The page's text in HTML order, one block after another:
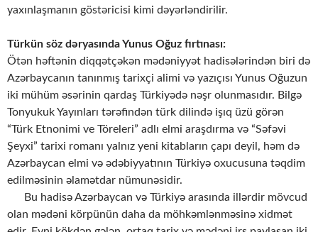
yaxınlaşmanın göstəricisi kimi dəyərləndirilir.
Türkün söz dəryasında Yunus Oğuz fırtınası:
Ötən həftənin diqqətçəkən mədəniyyət hadisələrindən biri də
Azərbaycanın tanınmış tarixçi alimi və yazıçısı Yunus Oğuzun
iki mühüm əsərinin qardaş Türkiyədə nəşr olunmasıdır. Bilgə
Tonyukuk Yayınları tərəfindən türk dilində işıq üzü görən
“Türk Etnonimi ve Töreleri” adlı elmi araşdırma və “Səfəvi
Şeyxi” tarixi romanı yalnız yeni kitabların çapı deyil, həm də
Azərbaycan elmi və ədəbiyyatının Türkiyə oxucusuna təqdim
edilməsinin əlamətdar nümunəsidir.
Bu hadisə Azərbaycan və Türkiyə arasında illərdir mövcud
olan mədəni körpünün daha da möhkəmlənməsinə xidmət